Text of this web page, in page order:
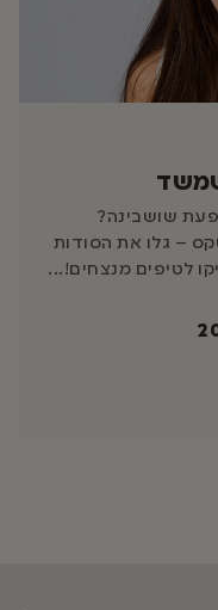
שושבינה?
– גלו את הסודות
לטיפים מנצחים!...